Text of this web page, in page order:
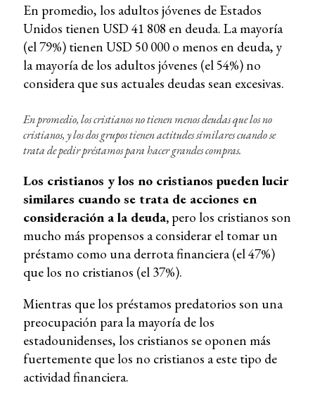
En promedio, los adultos jóvenes de Estados
Unidos tienen USD 41 808 en deuda. La mayoría
(el 79%) tienen USD 50 000 o menos en deuda, y
la mayoría de los adultos jóvenes (el 54%) no
considera que sus actuales deudas sean excesivas.
En promedio, los cristianos no tienen menos deudas que los no
cristianos, y los dos grupos tienen actitudes similares cuando se
trata de pedir préstamos para hacer grandes compras.
Los cristianos y los no cristianos pueden lucir
similares cuando se trata de acciones en
consideración a la deuda,pero los cristianos son
mucho más propensos a considerar el tomar un
préstamo como una derrota financiera (el 47%)
que los no cristianos (el 37%).
Mientras que los préstamos predatorios son una
preocupación para la mayoría de los
estadounidenses, los cristianos se oponen más
fuertemente que los no cristianos a este tipo de
actividad financiera.